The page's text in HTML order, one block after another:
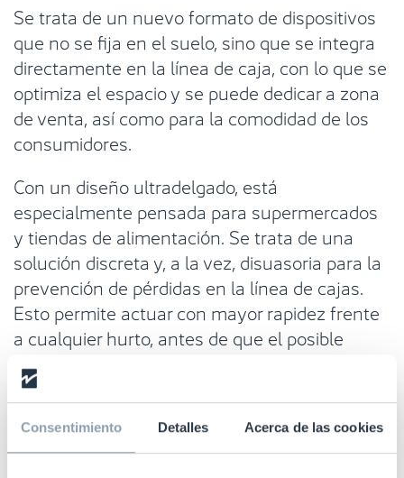
Consentimiento Detalles Acerca de las cookies
Se trata de un nuevo formato de dispositivos
que no se fija en el suelo, sino que se integra
directamente en la línea de caja, con lo que se
optimiza el espacio y se puede dedicar a zona
de venta, así como para la comodidad de los
consumidores.
Con un diseño ultradelgado, está
especialmente pensada para supermercados
y tiendas de alimentación. Se trata de una
solución discreta y, a la vez, disuasoria para la
prevención de pérdidas en la línea de cajas.
Esto permite actuar con mayor rapidez frente
a cualquier hurto, antes de que el posible
delincuente se haya acercado a la zona de
salida y pueda escapar con facilidad, es decir,
permite identificar el hurto de manera
temprana y aumenta, por tanto, la capacidad
de reacción para el personal de seguridad.